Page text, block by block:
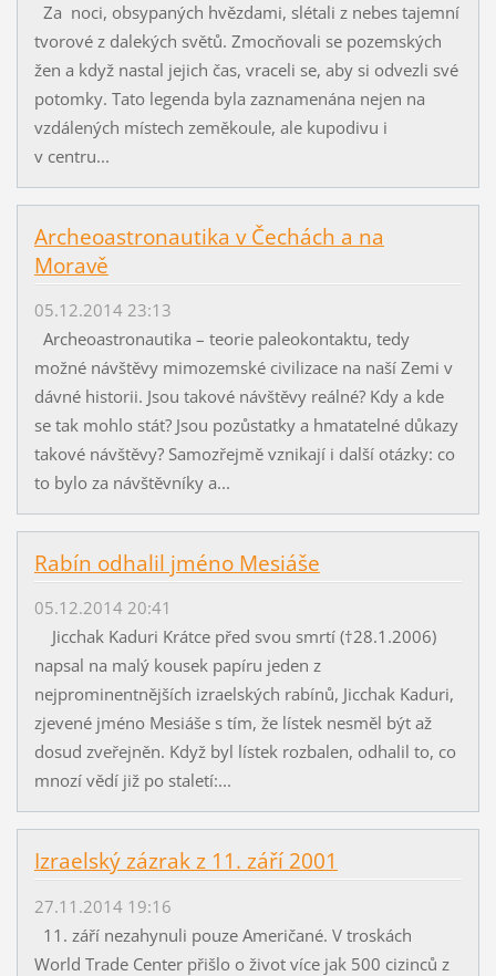
Za noci, obsypaných hvězdami, slétali z nebes tajemní
tvorové z dalekých světů. Zmocňovali se pozemských
žen a když nastal jejich čas, vraceli se, aby si odvezli své
potomky. Tato legenda byla zaznamenána nejen na
vzdálených místech zeměkoule, ale kupodivu i
v centru...
Archeoastronautika v Čechách a na
Moravě
05.12.2014 23:13
Archeoastronautika – teorie paleokontaktu, tedy
možné návštěvy mimozemské civilizace na naší Zemi v
dávné historii. Jsou takové návštěvy reálné? Kdy a kde
se tak mohlo stát? Jsou pozůstatky a hmatatelné důkazy
takové návštěvy? Samozřejmě vznikají i další otázky: co
to bylo za návštěvníky a...
Rabín odhalil jméno Mesiáše
05.12.2014 20:41
Jicchak Kaduri Krátce před svou smrtí (†28.1.2006)
napsal na malý kousek papíru jeden z
nejprominentnějších izraelských rabínů, Jicchak Kaduri,
zjevené jméno Mesiáše s tím, že lístek nesměl být až
dosud zveřejněn. Když byl lístek rozbalen, odhalil to, co
mnozí vědí již po staletí:...
Izraelský zázrak z 11. září 2001
27.11.2014 19:16
11. září nezahynuli pouze Američané. V troskách
World Trade Center přišlo o život více jak 500 cizinců z